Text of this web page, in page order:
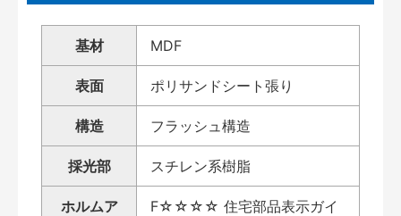
基材 MDF
表面 ポリサンドシート張り
構造 フラッシュ構造
採光部 スチレン系樹脂
ホルムア
F☆☆☆☆ 住宅部品表示ガイ